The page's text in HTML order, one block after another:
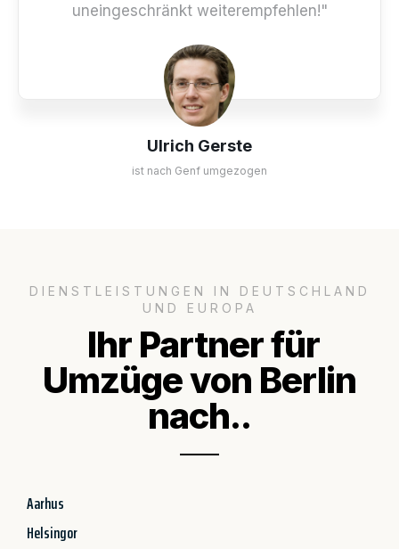
Ulrich Gerste
ist nach Genf umgezogen
uneingeschränkt weiterempfehlen!"
DIENSTLEISTUNGEN IN DEUTSCHLAND
UND EUROPA
Ihr Partner für
Umzüge von Berlin
nach..
Aarhus
Helsingor